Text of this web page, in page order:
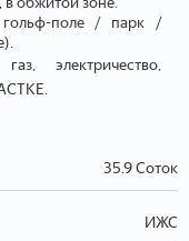
поле / парк /
электричество,
35.9 Соток
ИЖС